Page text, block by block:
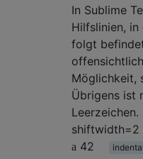
In Sublime
Hilfslinien,
folgt
Möglichkeit,
Übrigens ist
shiftwidth=2
42